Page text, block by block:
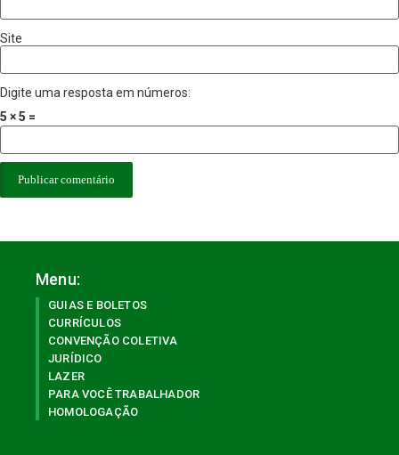
Site
Digite uma resposta em números:
5 × 5 =
Menu:
GUIAS E BOLETOS
CURRÍCULOS
CONVENÇÃO COLETIVA
JURÍDICO
LAZER
PARA VOCÊ TRABALHADOR
HOMOLOGAÇÃO